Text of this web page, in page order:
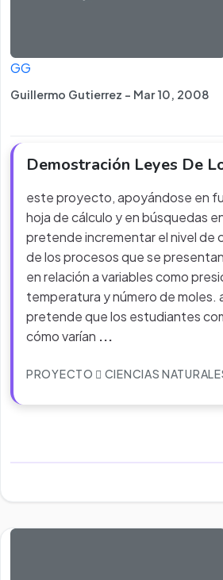
GG
Guillermo Gutierrez - Mar 10, 2008
Demostración Leyes De
este proyecto, apoyándose en
hoja de cálculo y en búsquedas
pretende incrementar el nivel de
de los procesos que se
en relación a variables como
temperatura y número de moles.
pretende que los estudiantes
cómo varían ...
PROYECTO CIENCIAS